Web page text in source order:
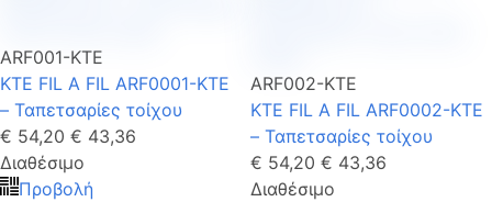
ARF001-KTE
KTE FIL A FIL ARF0001-KTE
– Ταπετσαρίες τοίχου
€ 54,20 € 43,36
Διαθέσιμο
Προβολή
ARF002-KTE
KTE FIL A FIL ARF0002-KTE
– Ταπετσαρίες τοίχου
€ 54,20 € 43,36
Διαθέσιμο